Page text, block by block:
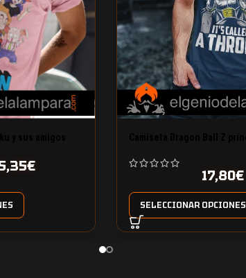
€
17,80€
SELECCIONAR OPCIONES